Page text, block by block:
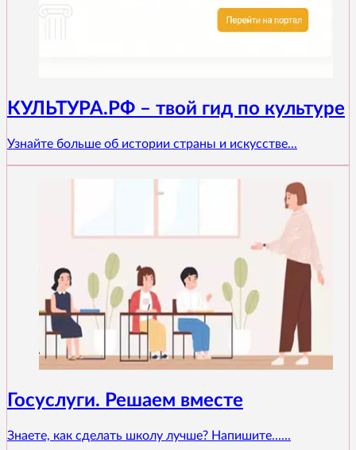
КУЛЬТУРА.РФ – твой гид по культуре
Узнайте больше об истории страны и искусстве...
Госуслуги. Решаем вместе
Знаете, как сделать школу лучше? Напишите......